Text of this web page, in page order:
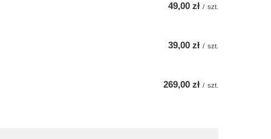
49,00 zł / szt.
39,00 zł / szt.
269,00 zł / szt.